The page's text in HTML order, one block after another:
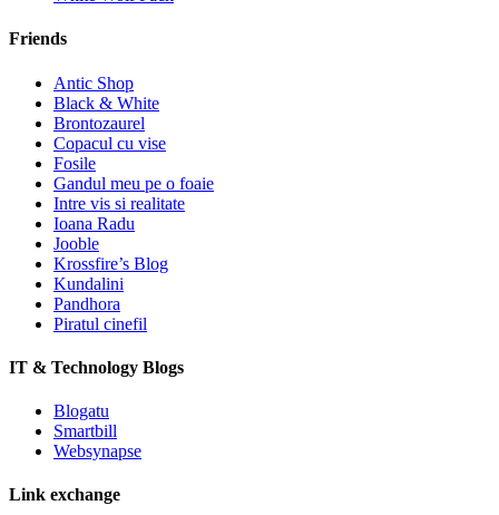
Friends
Antic Shop
Black & White
Brontozaurel
Copacul cu vise
Fosile
Gandul meu pe o foaie
Intre vis si realitate
Ioana Radu
Jooble
Krossfire’s Blog
Kundalini
Pandhora
Piratul cinefil
IT & Technology Blogs
Blogatu
Smartbill
Websynapse
Link exchange